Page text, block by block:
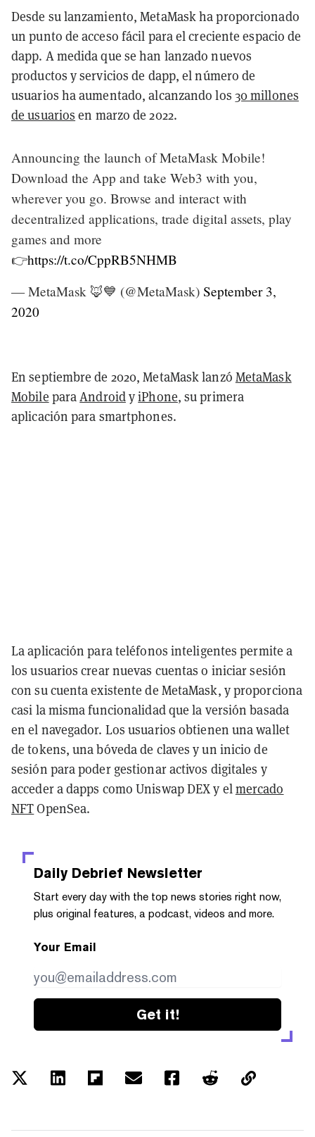
Desde su lanzamiento, MetaMask ha proporcionado
un punto de acceso fácil para el creciente espacio de
dapp. A medida que se han lanzado nuevos
productos y servicios de dapp, el número de
usuarios ha aumentado, alcanzando los 30 millones
de usuarios en marzo de 2022.
Announcing the launch of MetaMask Mobile!
Download the App and take Web3 with you,
wherever you go. Browse and interact with
decentralized applications, trade digital assets, play
games and more
👉https://t.co/CppRB5NHMB
— MetaMask 🦊💙 (@MetaMask) September 3,
2020
En septiembre de 2020, MetaMask lanzó MetaMask
Mobile paraAndroidyiPhone, su primera
aplicación para smartphones.
La aplicación para teléfonos inteligentes permite a
los usuarios crear nuevas cuentas o iniciar sesión
con su cuenta existente de MetaMask, y proporciona
casi la misma funcionalidad que la versión basada
en el navegador. Los usuarios obtienen una wallet
de tokens, una bóveda de claves y un inicio de
sesión para poder gestionar activos digitales y
acceder a dapps como Uniswap DEX y el mercado
NFTOpenSea.
Daily Debrief Newsletter
Start every day with the top news stories right now,
plus original features, a podcast, videos and more.
Your Email
Get it!